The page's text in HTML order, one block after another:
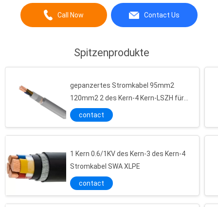
Training, Bau zum vor Ort, zu etc. fort. Wir
versuchen unser Bestes, um in alles vor
Call Now Contact Us
Spitzenprodukte
gepanzertes Stromkabel 95mm2
120mm2 2 des Kern-4 Kern-LSZH für
industrielles
contact
1 Kern 0.6/1KV des Kern-3 des Kern-4
Stromkabel SWA XLPE
contact